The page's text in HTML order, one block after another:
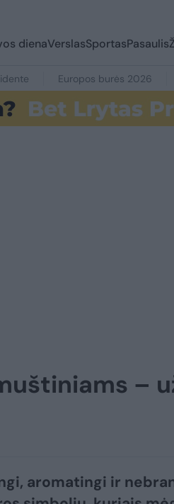
dienaVerslasSportasPasaulis
Europos burės 2026
–
aromatingi ir